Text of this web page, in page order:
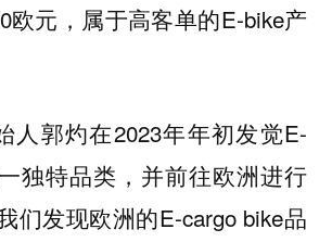
欧元，属于高客单的E-bike产
人郭灼在2023年年初发觉E-
独特品类，并前往欧洲进行
们发现欧洲的E-cargo bike品